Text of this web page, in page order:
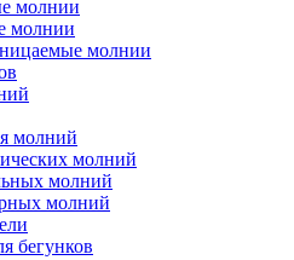
молнии
молнии
молнии
молний
молний
молний
молний
бегунков